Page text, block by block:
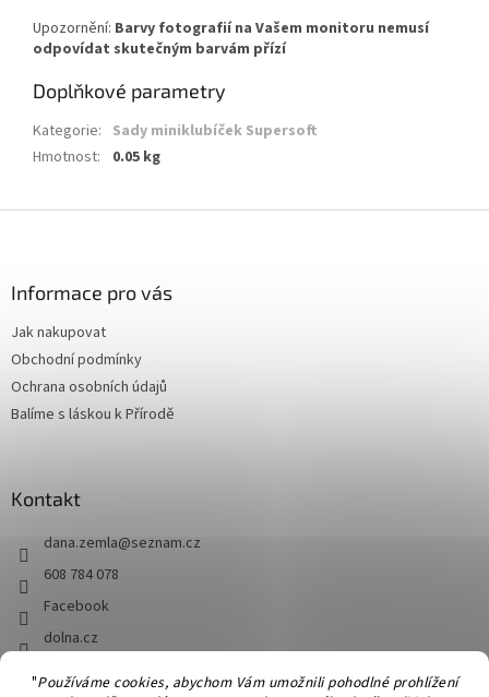
"Používáme cookies, abychom Vám umožnili pohodlné prohlížení
Upozornění: Barvy fotografií na Vašem monitoru nemusí
odpovídat skutečným barvám přízí
Doplňkové parametry
Kategorie: Sady miniklubíček Supersoft
Hmotnost: 0.05 kg
Informace pro vás
Jak nakupovat
Obchodní podmínky
Ochrana osobních údajů
Balíme s láskou k Přírodě
Kontakt
dana.zemla@seznam.cz
608 784 078
Facebook
dolna.cz